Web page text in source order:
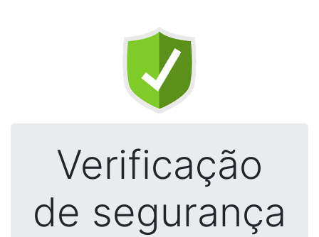
Verificação
de segurança